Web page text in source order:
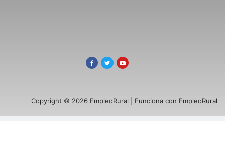
Copyright © 2026 EmpleoRural | Funciona con EmpleoRural